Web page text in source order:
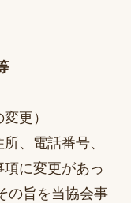
更）
、電話番号、
に変更があっ
の旨を当協会事